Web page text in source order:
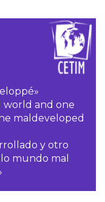
world and one
maldeveloped
y otro
mundo mal